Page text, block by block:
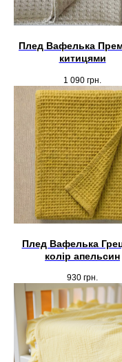
Плед Вафелька
китицями
1 090 грн.
Плед Вафелька
колір апельсин
930 грн.
Шоурум
Tekstura
Заплануйте візит у
для вас